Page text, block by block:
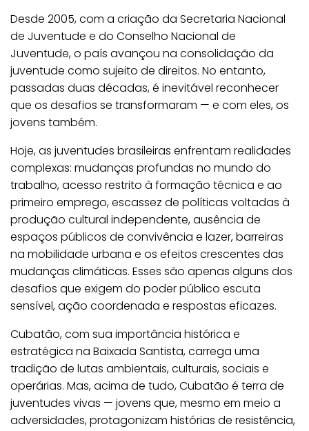
Desde 2005, com a criação da Secretaria Nacional
de Juventude e do Conselho Nacional de
Juventude, o país avançou na consolidação da
juventude como sujeito de direitos. No entanto,
passadas duas décadas, é inevitável reconhecer
que os desafios se transformaram — e com eles, os
jovens também.
Hoje, as juventudes brasileiras enfrentam realidades
complexas: mudanças profundas no mundo do
trabalho, acesso restrito à formação técnica e ao
primeiro emprego, escassez de políticas voltadas à
produção cultural independente, ausência de
espaços públicos de convivência e lazer, barreiras
na mobilidade urbana e os efeitos crescentes das
mudanças climáticas. Esses são apenas alguns dos
desafios que exigem do poder público escuta
sensível, ação coordenada e respostas eficazes.
Cubatão, com sua importância histórica e
estratégica na Baixada Santista, carrega uma
tradição de lutas ambientais, culturais, sociais e
operárias. Mas, acima de tudo, Cubatão é terra de
juventudes vivas — jovens que, mesmo em meio a
adversidades, protagonizam histórias de resistência,